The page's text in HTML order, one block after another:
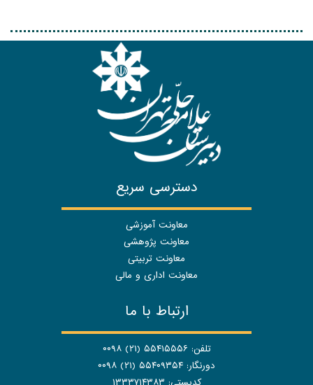
دسترسی سریع
معاونت آموزشی
معاونت پژوهشی
معاونت تربیتی
معاونت اداری و مالی
ارتباط با ما
تلفن: ۵۵۴۱۵۵۵۶ (۲۱) ۰۰۹۸
دورنگار: ۵۵۴۰۹۳۵۴ (۲۱) ۰۰۹۸